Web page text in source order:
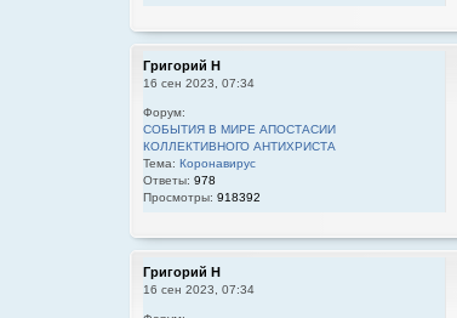
Григорий Н
16 сен 2023, 07:34
Форум:
СОБЫТИЯ В МИРЕ АПОСТАСИИ
КОЛЛЕКТИВНОГО АНТИХРИСТА
Тема: Коронавирус
Ответы: 978
Просмотры: 918392
Григорий Н
16 сен 2023, 07:34